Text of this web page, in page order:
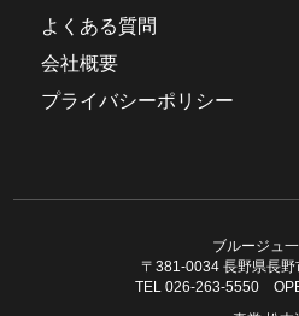
よくある質問
会社概要
プライバシーポリシー
ブルージュ
〒381-0034 長野県長
TEL 026-263-5550